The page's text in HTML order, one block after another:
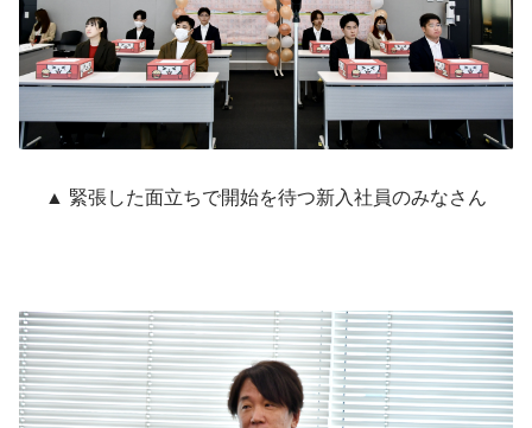
▲ 緊張した面立ちで開始を待つ新入社員のみなさん